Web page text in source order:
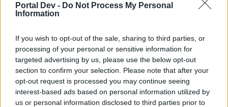
Portal Dev - Do Not Process My Personal
Information
If you wish to opt-out of the sale, sharing to third parties, or
processing of your personal or sensitive information for
targeted advertising by us, please use the below opt-out
section to confirm your selection. Please note that after your
opt-out request is processed you may continue seeing
interest-based ads based on personal information utilized by
us or personal information disclosed to third parties prior to
nawet Wam odpowiedzi na pytania dotyczące jednego z
ważniejszych eventów w grze .
Dzisiaj kolejny paradoks eventowy, a mianowicie w jaskini
z prezentu dostajemy ( uwaga! uwaga! ) udoskonalacze
wyposażenia
( co niby mamy z nimi zrobic skoro
zostały usunięte z gry )